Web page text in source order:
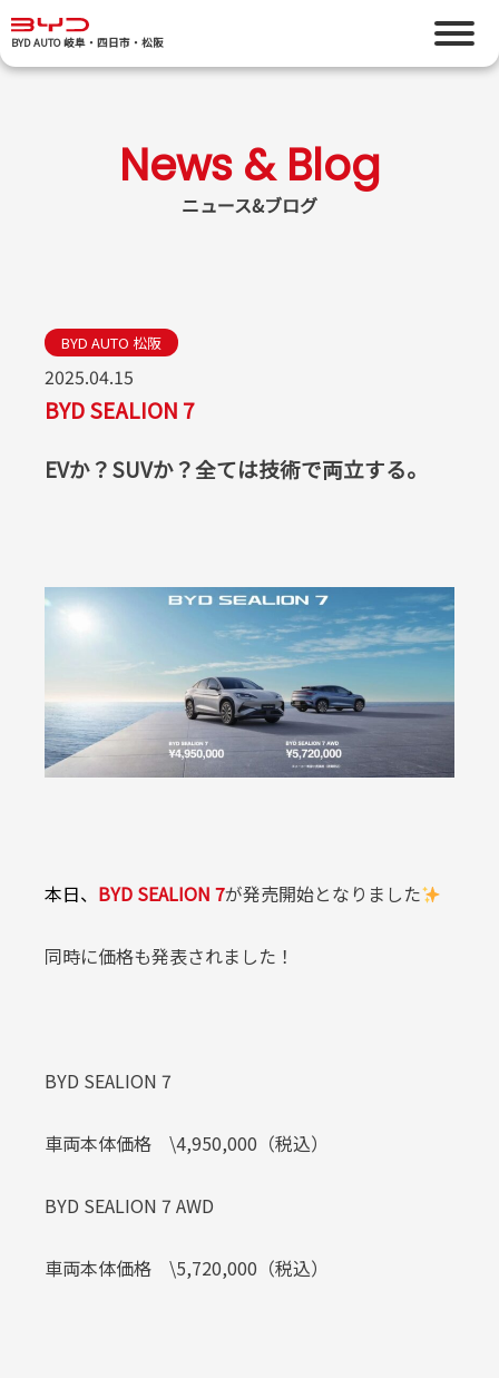
BYD AUTO 岐阜・四日市・松阪
ニュース&ブログ
BYD AUTO 松阪
2025.04.15
BYD SEALION 7
EVか？SUVか？全ては技術で両立する。
本日、 BYD SEALION 7が発売開始となりました
同時に価格も発表されました！
BYD SEALION 7
車両本体価格 \4,950,000（税込）
BYD SEALION 7 AWD
車両本体価格 \5,720,000（税込）